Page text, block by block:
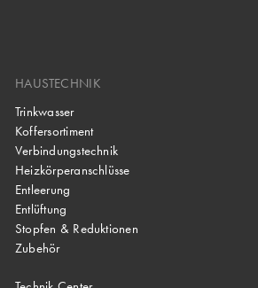
HAUSTECHNIK
Trinkwasser
Koffersortiment
Verbindungstechnik
Heizkörperanschlüsse
Entleerung
Entlüftung
Stopfen & Reduktionen
Zubehör